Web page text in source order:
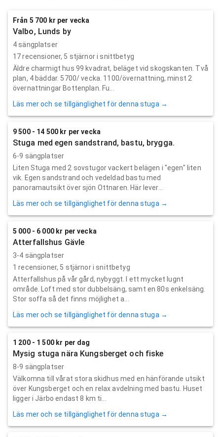
Från 5 700 kr per vecka
Valbo, Lunds by
4 sängplatser
17recensioner, 5 stjärnor i snittbetyg
Äldre charmigt hus 99 kvadrat, beläget vid skogskanten. Två
plan, 4 bäddar. 5700/ vecka. 1100/övernattning, minst 2
övernattningar Bottenplan. Fu...
Läs mer och se tillgänglighet för denna stuga →
9 500 - 14 500 kr per vecka
Stuga med egen sandstrand, bastu, brygga.
6-9 sängplatser
Liten Stuga med 2 sovstugor vackert belägen i "egen" liten
vik. Egen sandstrand och vedeldad bastu med
panoramautsikt över sjön Ottnaren. Här lever...
Läs mer och se tillgänglighet för denna stuga →
5 000 - 6 000 kr per vecka
Atterfallshus Gävle
3-4 sängplatser
1 recensioner, 5 stjärnor i snittbetyg
Atterfallshus på vår gård, nybyggt. I ett mycket lugnt
område. Loft med stor dubbelsäng, samt en 80s enkelsäng.
Stor soffa så det finns möjlighet a...
Läs mer och se tillgänglighet för denna stuga →
1 200 - 1 500 kr per dag
Mysig stuga nära Kungsberget och fiske
8-9 sängplatser
Välkomna till vårat stora skidhus med en hänförande utsikt
över Kungsberget och en relax avdelning med bastu. Huset
ligger i Järbo endast 8 km ti...
Läs mer och se tillgänglighet för denna stuga →